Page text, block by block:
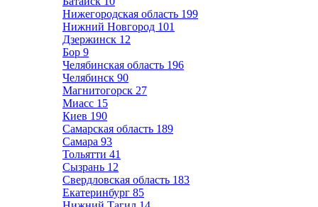
Нижегородская область 199
Нижний Новгород 101
Дзержинск 12
Бор 9
Челябинская область 196
Челябинск 90
Магнитогорск 27
Миасс 15
Киев 190
Самарская область 189
Самара 93
Тольятти 41
Сызрань 12
Свердловская область 183
Екатеринбург 85